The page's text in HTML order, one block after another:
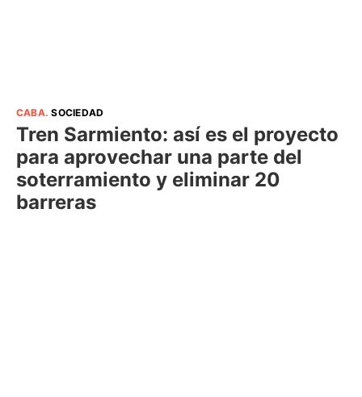
CABA.SOCIEDAD
Tren Sarmiento: así es el proyecto
para aprovechar una parte del
soterramiento y eliminar 20
barreras